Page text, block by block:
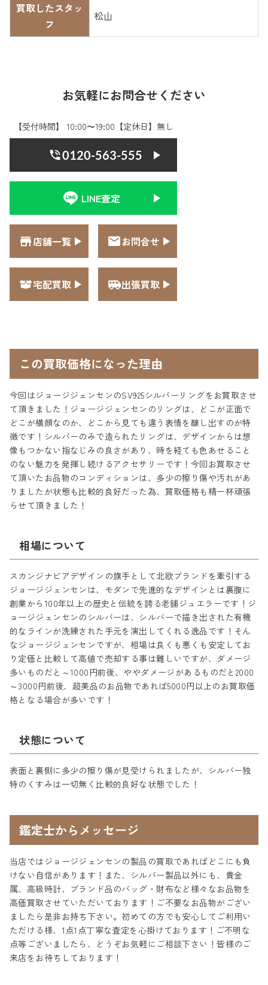
買取したスタッ
フ
松山
お気軽にお問合せください
【受付時間】 10:00〜19:00【定休日】無し
0120-563-555
LINE査定
店舗一覧 お問合せ
宅配買取 出張買取
この買取価格になった理由
今回はジョージジェンセンのSV925シルバーリングをお買取させ
て頂きました！ジョージジェンセンのリングは、どこが正面で
どこが横顔なのか、どこから見ても違う表情を醸し出すのが特
徴です！シルバーのみで造られたリングは、デザインからは想
像もつかない指なじみの良さがあり、時を経ても色あせること
のない魅力を発揮し続けるアクセサリーです！今回お買取させ
て頂いたお品物のコンディションは、多少の擦り傷や汚れがあ
りましたが状態も比較的良好だった為、買取価格も精一杯頑張
らせて頂きました！
相場について
スカンジナビアデザインの旗手として北欧ブランドを牽引する
ジョージジェンセンは、モダンで先進的なデザインとは裏腹に
創業から100年以上の歴史と伝統を誇る老舗ジュエラーです！ジ
ョージジェンセンのシルバーは、シルバーで描き出された有機
的なラインが洗練された手元を演出してくれる逸品です！そん
なジョージジェンセンですが、相場は良くも悪くも安定してお
り定価と比較して高値で売却する事は難しいですが、ダメージ
多いものだと～1000円前後、ややダメージがあるものだと2000
～3000円前後、超美品のお品物であれば5000円以上のお買取価
格となる場合が多いです！
状態について
表面と裏側に多少の擦り傷が見受けられましたが、シルバー独
特のくすみは一切無く比較的良好な状態でした！
鑑定士からメッセージ
当店ではジョージジェンセンの製品の買取であればどこにも負
けない自信があります！また、シルバー製品以外にも、貴金
属、高級時計、ブランド品のバッグ・財布など様々なお品物を
高価買取させていただいております！ご不要なお品物がござい
ましたら是非お持ち下さい。初めての方でも安心してご利用い
ただける様、1点1点丁寧な査定を心掛けております！ご不明な
点等ございましたら、どうぞお気軽にご相談下さい！皆様のご
来店をお待ちしております！